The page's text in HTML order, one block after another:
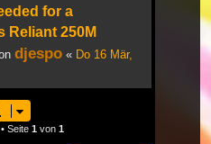
for a
Reliant 250M
djespo « Do 16 Mär,
Seite 1 von 1